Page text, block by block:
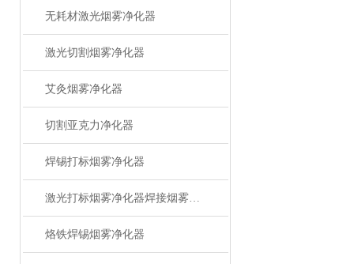
无耗材激光烟雾净化器
激光切割烟雾净化器
艾灸烟雾净化器
切割亚克力净化器
焊锡打标烟雾净化器
激光打标烟雾净化器焊接烟雾净化器
烙铁焊锡烟雾净化器